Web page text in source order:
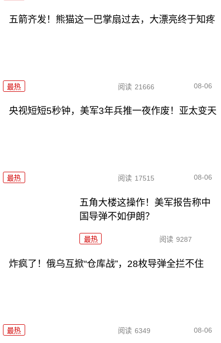
五箭齐发！熊猫这一巴掌扇过去，大漂亮终于知疼
最热 阅读 21666 08-06
央视短短5秒钟，美军3年兵推一夜作废！亚太变天
最热 阅读 17515 08-06
五角大楼这操作！美军报告称中
国导弹不如伊朗？
最热 阅读 9287
炸疯了！俄乌互掀“仓库战”，28枚导弹全拦不住
最热 阅读 6349 08-06